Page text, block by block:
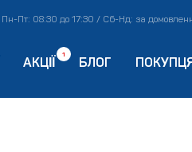
Пн-Пт: 08:30 до 17:30 / Сб-Нд: за
АКЦІЇ
1
БЛОГ